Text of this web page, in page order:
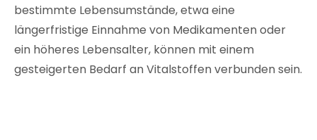
bestimmte Lebensumstände, etwa eine
längerfristige Einnahme von Medikamenten oder
ein höheres Lebensalter, können mit einem
gesteigerten Bedarf an Vitalstoffen verbunden sein.